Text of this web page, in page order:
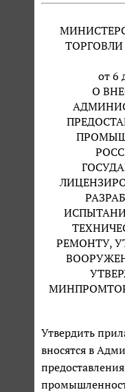
от 6
О
РЕМОНТУ,
Утвердить
вносятся в